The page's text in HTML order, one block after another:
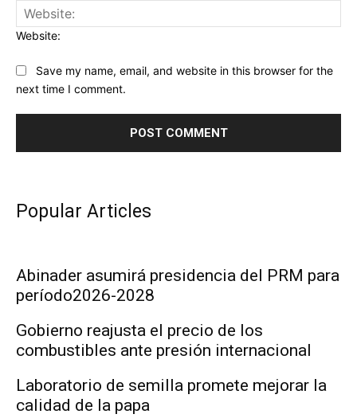
Website:
Save my name, email, and website in this browser for the
next time I comment.
Popular Articles
Abinader asumirá presidencia del PRM para
período2026-2028
Gobierno reajusta el precio de los
combustibles ante presión internacional
Laboratorio de semilla promete mejorar la
calidad de la papa